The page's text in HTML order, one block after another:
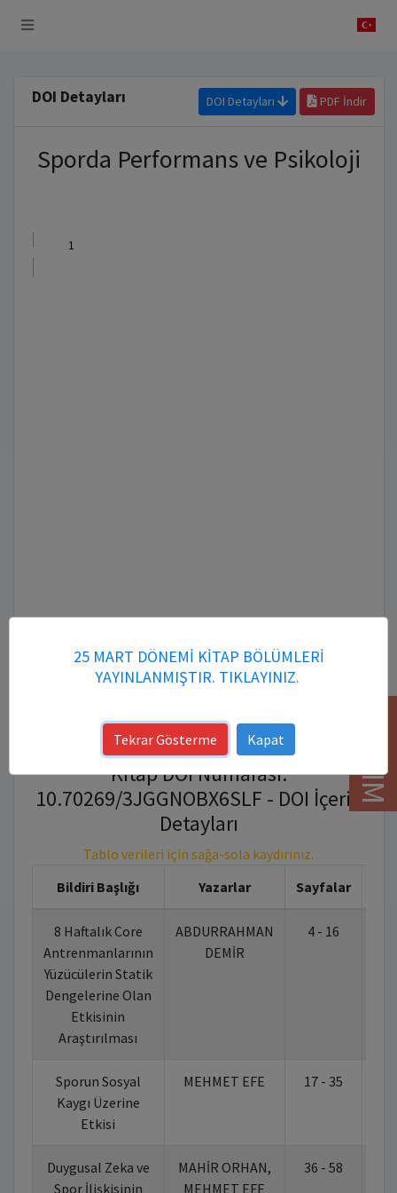
DOI Detayları DOI Detayları PDF İndir
Sporda Performans ve Psikoloji
Kitap DOI Numarası:
10.70269/3JGGNOBX6SLF - DOI İçerik
Detayları
Tablo verileri için sağa-sola kaydırınız.
Bildiri Başlığı
Yazarlar Sayfalar
8 Haftalık Core
Antrenmanlarının
Yüzücülerin Statik
Dengelerine Olan
Etkisinin
Araştırılması
ABDURRAHMAN
DEMİR
4 - 16
Sporun Sosyal
Kaygı Üzerine
Etkisi
MEHMET EFE 17 - 35
Duygusal Zeka ve
Spor İlişkisinin
MAHİR ORHAN,
MEHMET EFE
36 - 58
YARDIM
25 MART DÖNEMİ KİTAP BÖLÜMLERİ
YAYINLANMIŞTIR. TIKLAYINIZ.
Tekrar Gösterme Kapat